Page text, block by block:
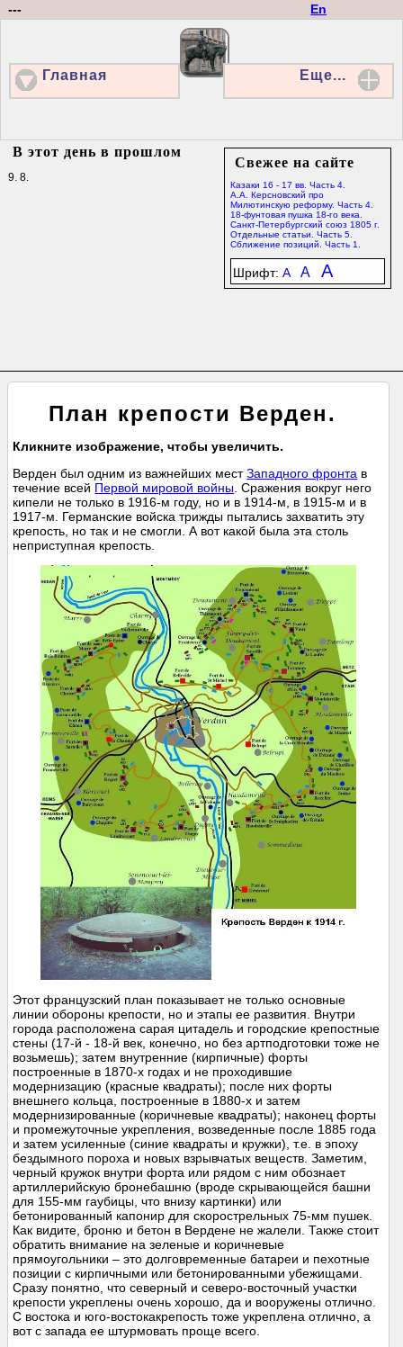
En
---
Главная Еще...
Свежее на сайте
Казаки 16 - 17 вв. Часть 4.
А.А. Керсновский про
Милютинскую реформу. Часть 4.
18-фунтовая пушка 18-го века.
Санкт-Петербургский союз 1805 г.
Отдельные статьи. Часть 5.
Сближение позиций. Часть 1.
Шрифт: A A A
В этот день в прошлом
9. 8.
План крепости Верден.
Кликните изображение, чтобы увеличить.
Верден был одним из важнейших местЗападного фронта в
течение всей Первой мировой войны . Сражения вокруг него
кипели не только в 1916-м году, но и в 1914-м, в 1915-м и в
1917-м. Германские войска трижды пытались захватить эту
крепость, но так и не смогли. А вот какой была эта столь
неприступная крепость.
Этот французский план показывает не только основные
линии обороны крепости, но и этапы ее развития. Внутри
города расположена сарая цитадель и городские крепостные
стены (17-й - 18-й век, конечно, но без артподготовки тоже не
возьмешь); затем внутренние (кирпичные) форты
построенные в 1870-х годах и не проходившие
модернизацию (красные квадраты); после них форты
внешнего кольца, построенные в 1880-х и затем
модернизированные (коричневые квадраты); наконец форты
и промежуточные укрепления, возведенные после 1885 года
и затем усиленные (синие квадраты и кружки), т.е. в эпоху
бездымного пороха и новых взрывчатых веществ. Заметим,
черный кружок внутри форта или рядом с ним обознает
артиллерийскую бронебашню (вроде скрывающейся башни
для 155-мм гаубицы, что внизу картинки) или
бетонированный капонир для скорострельных 75-мм пушек.
Как видите, броню и бетон в Вердене не жалели. Также стоит
обратить внимание на зеленые и коричневые
прямоугольники – это долговременные батареи и пехотные
позиции с кирпичными или бетонированными убежищами.
Сразу понятно, что северный и северо-восточный участки
крепости укреплены очень хорошо, да и вооружены отлично.
С востока и юго-востокакрепость тоже укреплена отлично, а
вот с запада ее штурмовать проще всего.